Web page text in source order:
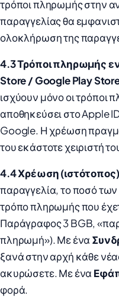
τρόποι πληρωμής στην
παραγγελίας θα
ολοκλήρωση της
4.3 Τρόποι πληρωμής
Store / Google Play
ισχύουν μόνο οι τρόποι
αποθηκεύσει στο Apple
Google. Η χρέωση
του εκάστοτε χειριστή
4.4 Χρέωση
παραγγελία, το ποσό
τρόπο πληρωμής που
Παράγραφος 3 BGB,
πληρωμή»). Με ένα
ξανά στην αρχή κάθε
ακυρώσετε. Με ένα
φορά.